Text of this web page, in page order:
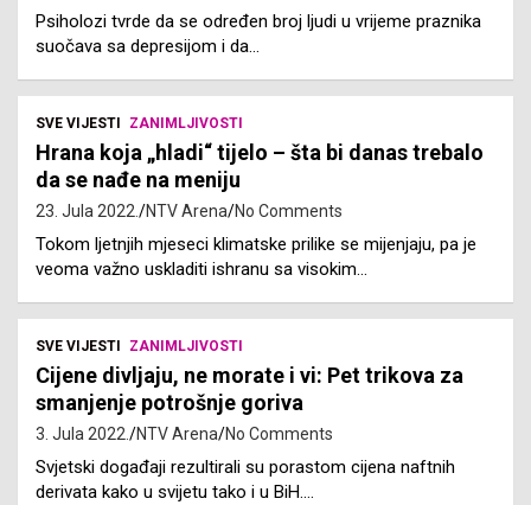
Psiholozi tvrde da se određen broj ljudi u vrijeme praznika
suočava sa depresijom i da…
SVE VIJESTI ZANIMLJIVOSTI
Hrana koja „hladi“ tijelo – šta bi danas trebalo
da se nađe na meniju
23. Jula 2022. NTV Arena No Comments
Tokom ljetnjih mjeseci klimatske prilike se mijenjaju, pa je
veoma važno uskladiti ishranu sa visokim…
SVE VIJESTI ZANIMLJIVOSTI
Cijene divljaju, ne morate i vi: Pet trikova za
smanjenje potrošnje goriva
3. Jula 2022. NTV Arena No Comments
Svjetski događaji rezultirali su porastom cijena naftnih
derivata kako u svijetu tako i u BiH.…